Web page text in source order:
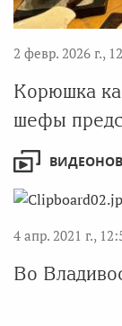
2 февр. 2026 г.,
Корюшка
шефы
4 апр. 2021 г.,
Во